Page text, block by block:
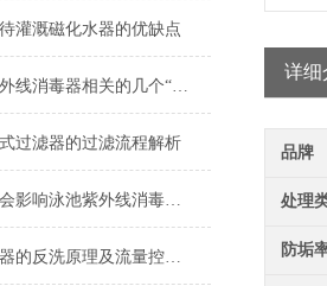
灌溉磁化水器的优缺点
与纯水紫外线消毒器相关的几个“术语”解释
过滤器的过滤流程解析
哪些因素会影响泳池紫外线消毒器的使用效果？
工业软水器的反洗原理及流量控制说明
详细
品牌
处理
防垢